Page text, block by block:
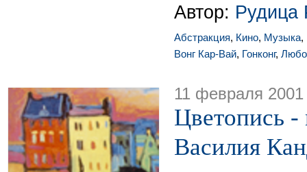
Автор: Рудица
Абстракция, Кино, Музыка,
Вонг Кар-Вай, Гонконг,
11 февраля 2001
Цветопись -
Василия